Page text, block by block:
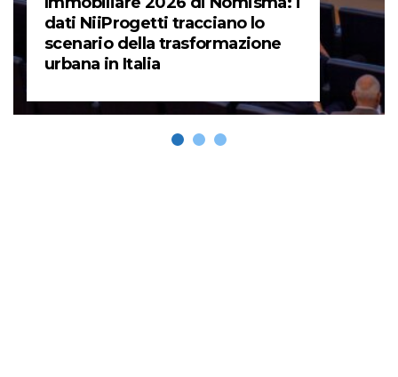
dati NiiProgetti tracciano lo
scenario della trasformazione
urbana in Italia